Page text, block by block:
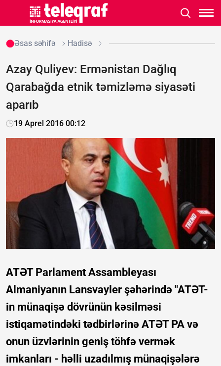
Əsas səhifə Hadisə
Azay Quliyev: Ermənistan Dağlıq
Qarabağda etnik təmizləmə siyasəti
aparıb
19 Aprel 2016 00:12
ATƏT Parlament Assambleyası
Almaniyanın Lansvayler şəhərində "ATƏT-
in münaqişə dövrünün kəsilməsi
istiqamətindəki tədbirlərinə ATƏT PA və
onun üzvlərinin geniş töhfə vermək
imkanları - həlli uzadılmış münaqişələrə